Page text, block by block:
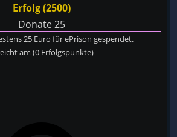
Erfolg (2500)
Donate 25
25 Euro für ePrison gespendet.
am (0 Erfolgspunkte)